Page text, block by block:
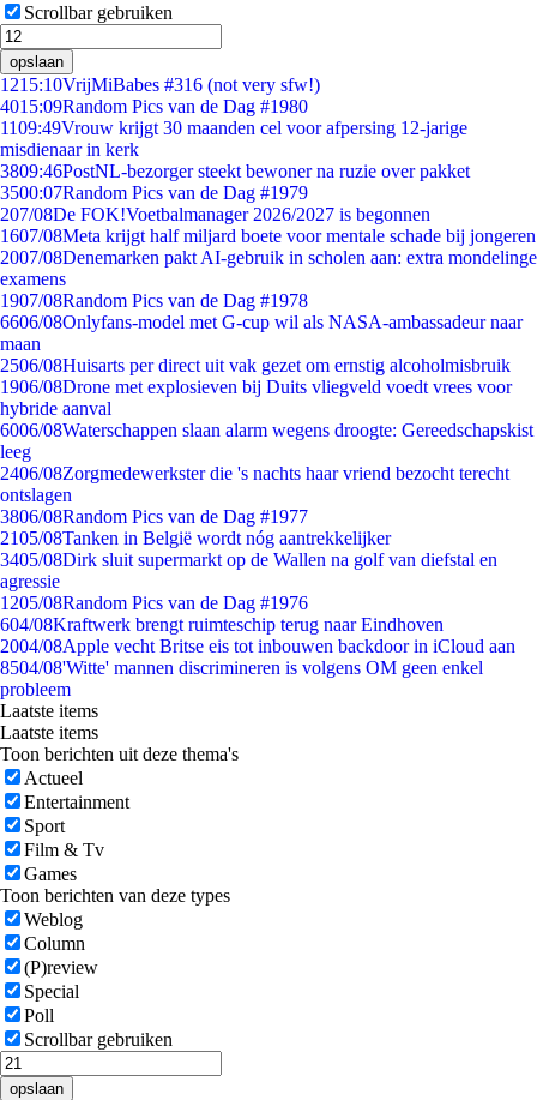
Scrollbar gebruiken
opslaan
1215:10VrijMiBabes #316 (not very sfw!)
4015:09Random Pics van de Dag #1980
1109:49Vrouw krijgt 30 maanden cel voor afpersing 12-jarige
misdienaar in kerk
3809:46PostNL-bezorger steekt bewoner na ruzie over pakket
3500:07Random Pics van de Dag #1979
207/08De FOK!Voetbalmanager 2026/2027 is begonnen
1607/08Meta krijgt half miljard boete voor mentale schade bij jongeren
2007/08Denemarken pakt AI-gebruik in scholen aan: extra mondelinge
examens
1907/08Random Pics van de Dag #1978
6606/08Onlyfans-model met G-cup wil als NASA-ambassadeur naar
maan
2506/08Huisarts per direct uit vak gezet om ernstig alcoholmisbruik
1906/08Drone met explosieven bij Duits vliegveld voedt vrees voor
hybride aanval
6006/08Waterschappen slaan alarm wegens droogte: Gereedschapskist
leeg
2406/08Zorgmedewerkster die 's nachts haar vriend bezocht terecht
ontslagen
3806/08Random Pics van de Dag #1977
2105/08Tanken in België wordt nóg aantrekkelijker
3405/08Dirk sluit supermarkt op de Wallen na golf van diefstal en
agressie
1205/08Random Pics van de Dag #1976
604/08Kraftwerk brengt ruimteschip terug naar Eindhoven
2004/08Apple vecht Britse eis tot inbouwen backdoor in iCloud aan
8504/08'Witte' mannen discrimineren is volgens OM geen enkel
probleem
Laatste items
Laatste items
Toon berichten uit deze thema's
Actueel
Entertainment
Sport
Film & Tv
Games
Toon berichten van deze types
Weblog
Column
(P)review
Special
Poll
Scrollbar gebruiken
opslaan